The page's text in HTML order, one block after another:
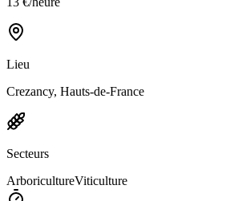
Lieu
Crezancy, Hauts-de-France
Secteurs
ArboricultureViticulture